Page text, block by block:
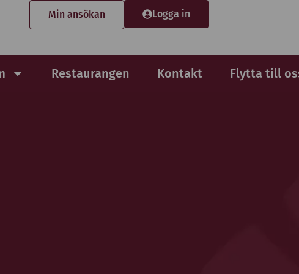
Min ansökan Logga in
Restaurangen Kontakt Flytta till